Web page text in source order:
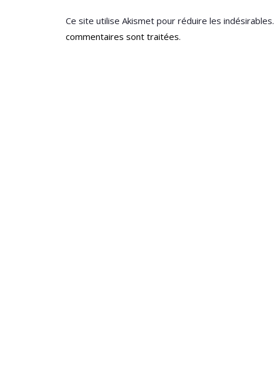
Ce site utilise Akismet pour réduire les indésirables.
commentaires sont traitées.